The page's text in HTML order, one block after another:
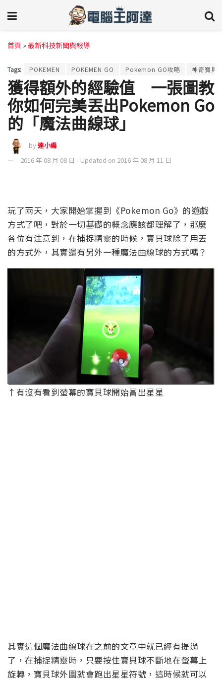
首頁 »最新科技新聞與報導
Tags: POKEMEN POKEMEN GO Pokemon GO攻略 神奇寶貝
獲得額外的經驗值 一張圖教
你如何完美丟出Pokemon Go
的「魔法曲線球」
by達小編
2016 年 08 月 08 日 - Updated on 2016 年 08 月 11 日
玩了兩天，大家開始掌握到《Pokemon Go》的遊戲
方式了吧，對於一切基礎的概念應該都理解了，那麼
各位有注意到，在捕捉精靈的時候，寶貝球除了用丟
的方式外，其實還有另外一種魔法曲線球的方式嗎？
↑有沒有看到螢幕的寶貝球開始冒出星星
其實這個魔法曲線球在之前的文章中就已經有提過
了，在捕捉精靈時，只要按住寶貝球不斷地在螢幕上
旋轉，寶貝球外圍就會跑出星星符號，這時候就可以